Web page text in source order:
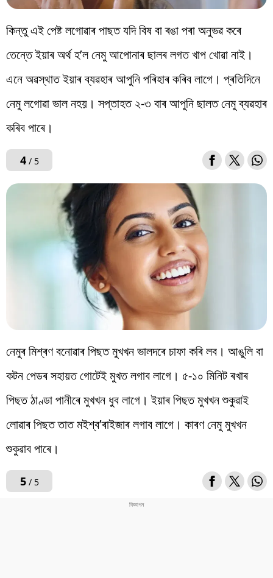
কিন্তু এই পেষ্ট লগোৱাৰ পাছত যদি বিষ বা ৰঙা পৰা অনুভৱ কৰে
তেন্তে ইয়াৰ অৰ্থ হ’ল নেমু আপোনাৰ ছালৰ লগত খাপ খোৱা নাই।
এনে অৱস্থাত ইয়াৰ ব্যৱহাৰ আপুনি পৰিহাৰ কৰিব লাগে। প্ৰতিদিনে
নেমু লগোৱা ভাল নহয়। সপ্তাহত ২-৩ বাৰ আপুনি ছালত নেমু ব্যৱহাৰ
কৰিব পাৰে।
4/ 5
নেমুৰ মিশ্ৰণ বনোৱাৰ পিছত মুখখন ভালদৰে চাফা কৰি লব। আঙুলি বা
কটন পেডৰ সহায়ত গোটেই মুখত লগাব লাগে। ৫-১০ মিনিট ৰখাৰ
পিছত ঠাণ্ডা পানীৰে মুখখন ধুব লাগে। ইয়াৰ পিছত মুখখন শুকুৱাই
লোৱাৰ পিছত তাত মইশ্ব’ৰাইজাৰ লগাব লাগে। কাৰণ নেমু মুখখন
শুকুৱাব পাৰে।
5/ 5